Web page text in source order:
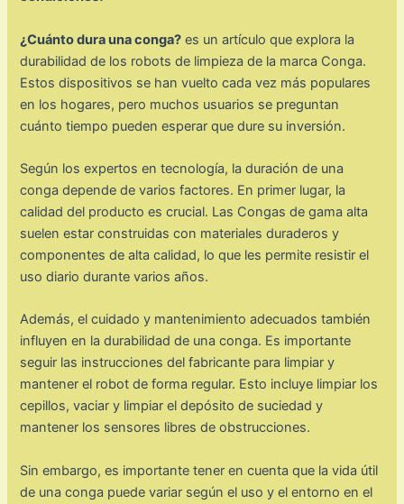
¿Cuánto dura una conga? es un artículo que explora la
durabilidad de los robots de limpieza de la marca Conga.
Estos dispositivos se han vuelto cada vez más populares
en los hogares, pero muchos usuarios se preguntan
cuánto tiempo pueden esperar que dure su inversión.
Según los expertos en tecnología, la duración de una
conga depende de varios factores. En primer lugar, la
calidad del producto es crucial. Las Congas de gama alta
suelen estar construidas con materiales duraderos y
componentes de alta calidad, lo que les permite resistir el
uso diario durante varios años.
Además, el cuidado y mantenimiento adecuados también
influyen en la durabilidad de una conga. Es importante
seguir las instrucciones del fabricante para limpiar y
mantener el robot de forma regular. Esto incluye limpiar los
cepillos, vaciar y limpiar el depósito de suciedad y
mantener los sensores libres de obstrucciones.
Sin embargo, es importante tener en cuenta que la vida útil
de una conga puede variar según el uso y el entorno en el